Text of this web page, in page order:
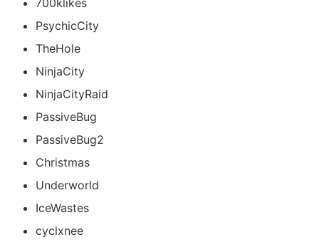
700klikes
PsychicCity
TheHole
NinjaCity
NinjaCityRaid
PassiveBug
PassiveBug2
Christmas
Underworld
IceWastes
cyclxnee